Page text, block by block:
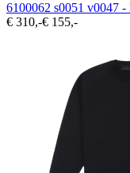
6100062 s0051 v0047 -
€ 310,-€ 155,-